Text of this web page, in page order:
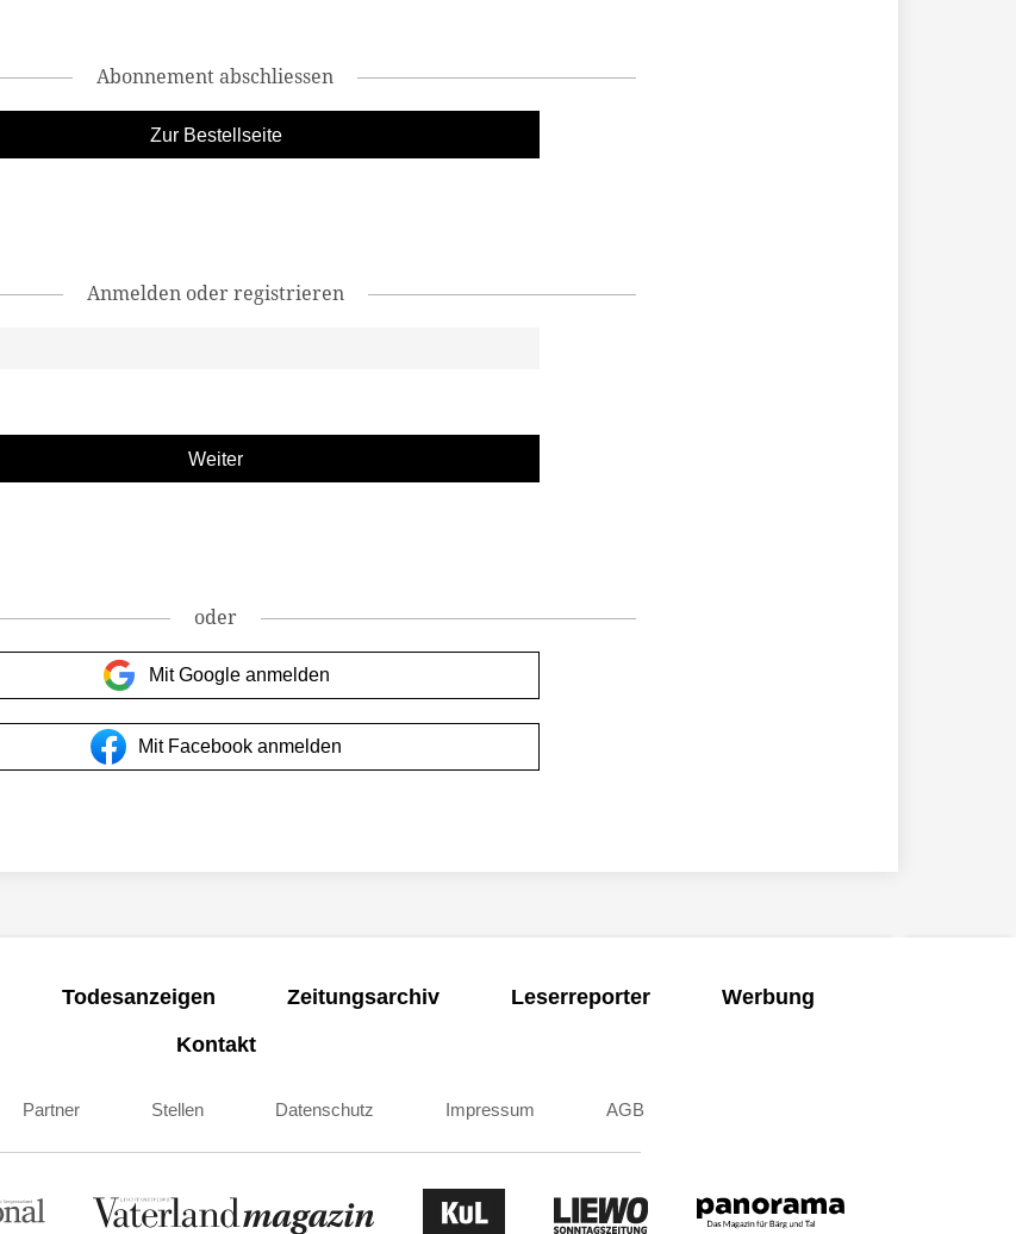
Abonnement abschliessen
Zur Bestellseite
Anmelden oder registrieren
oder
Mit Google anmelden
Mit Facebook anmelden
Todesanzeigen Zeitungsarchiv Leserreporter
Werbung
Kontakt
Partner Stellen Datenschutz Impressum AGB